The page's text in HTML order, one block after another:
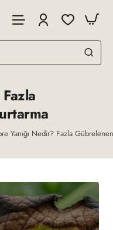
Yanığı Nedir? Fazla